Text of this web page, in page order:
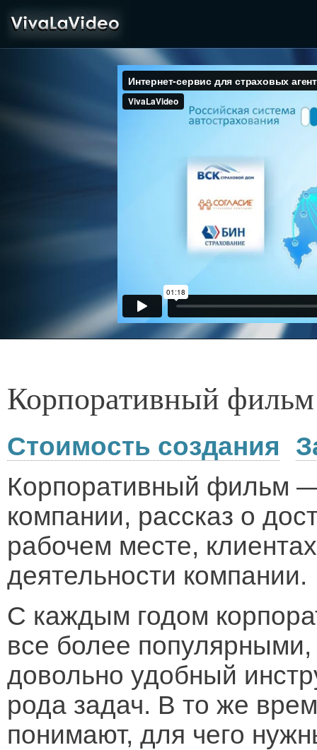
VivaLaVideo
Корпоративный фильм
Стоимость создания
Корпоративный фильм
компании, рассказ о
рабочем месте,
деятельности компании.
С каждым годом
все более популярными,
довольно удобный
рода задач. В то же
понимают, для чего